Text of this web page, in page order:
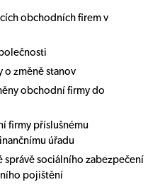
obchodních firem v
o změně stanov
obchodní firmy do
firmy příslušnému
úřadu
správě sociálního zabezpečení
pojištění